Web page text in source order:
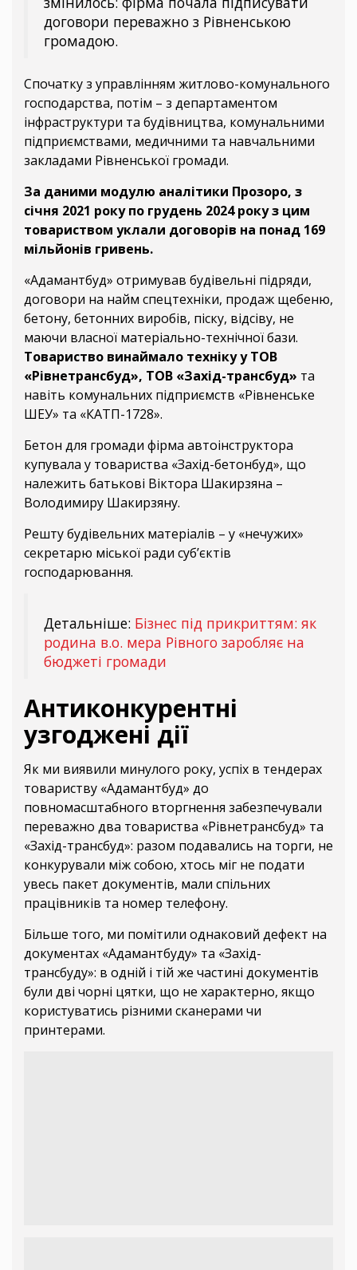
договори переважно з Рівненською
громадою.
Спочатку з управлінням житлово-комунального
господарства, потім – з департаментом
інфраструктури та будівництва, комунальними
підприємствами, медичними та навчальними
закладами Рівненської громади.
За даними модулю аналітики Прозоро, з
січня 2021 року по грудень 2024 року з цим
товариством уклали договорів на понад 169
мільйонів гривень.
«Адамантбуд» отримував будівельні підряди,
договори на найм спецтехніки, продаж щебеню,
бетону, бетонних виробів, піску, відсіву, не
маючи власної матеріально-технічної бази.
Товариство винаймало техніку у ТОВ
«Рівнетрансбуд», ТОВ «Захід-трансбуд» та
навіть комунальних підприємств «Рівненське
ШЕУ» та «КАТП-1728».
Бетон для громади фірма автоінструктора
купувала у товариства «Захід-бетонбуд», що
належить батькові Віктора Шакирзяна –
Володимиру Шакирзяну.
Решту будівельних матеріалів – у «нечужих»
секретарю міської ради суб’єктів
господарювання.
Детальніше: Бізнес під прикриттям: як
родина в.о. мера Рівного заробляє на
бюджеті громади
Антиконкурентні
узгоджені дії
Як ми виявили минулого року, успіх в тендерах
товариству «Адамантбуд» до
повномасштабного вторгнення забезпечували
переважно два товариства «Рівнетрансбуд» та
«Захід-трансбуд»: разом подавались на торги, не
конкурували між собою, хтось міг не подати
увесь пакет документів, мали спільних
працівників та номер телефону.
Більше того, ми помітили однаковий дефект на
документах «Адамантбуду» та «Захід-
трансбуду»: в одній і тій же частині документів
були дві чорні цятки, що не характерно, якщо
користуватись різними сканерами чи
принтерами.